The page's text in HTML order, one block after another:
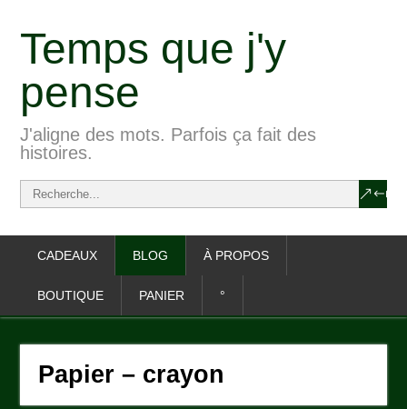
Temps que j'y
pense
J'aligne des mots. Parfois ça fait des
histoires.
CADEAUX BLOG À PROPOS
BOUTIQUE PANIER °
Papier – crayon